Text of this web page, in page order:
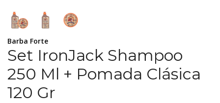
Barba Forte
Set IronJack Shampoo
250 Ml + Pomada Clásica
120 Gr